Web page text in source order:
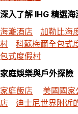
深入了解 IHG 精選海
海灘酒店
加勒比海
村
科蘇梅爾全包式
包式度假村
家庭娛樂與戶外探險
家庭飯店
美國國家
店
迪士尼世界附近